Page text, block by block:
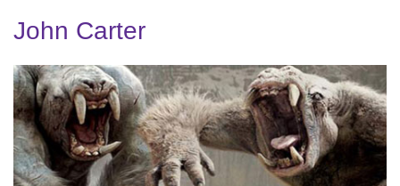
John Carter